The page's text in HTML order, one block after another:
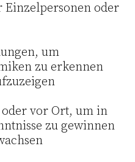
Einzelpersonen oder
um
zu erkennen
vor Ort, um in
zu gewinnen